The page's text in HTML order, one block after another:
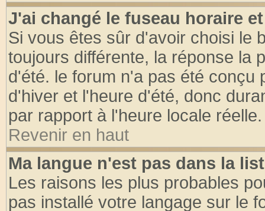
J'ai changé le fuseau horaire
Si vous êtes sûr d'avoir choisi le
toujours différente, la réponse la
d'été. le forum n'a pas été conçu
d'hiver et l'heure d'été, donc
par rapport à l'heure locale réelle.
Revenir en haut
Ma langue n'est pas dans la
Les raisons les plus probables
pas installé votre langage sur le